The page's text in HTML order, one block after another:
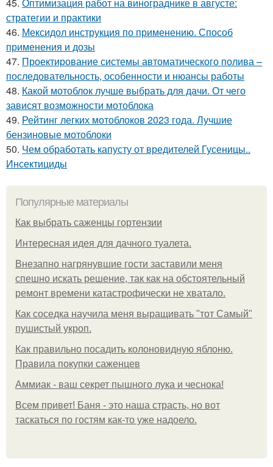
стратегии и практики
46. Мексидол инструкция по применению. Способ
применения и дозы
47. Проектирование системы автоматического полива –
последовательность, особенности и нюансы работы
48. Какой мотоблок лучше выбрать для дачи. От чего
зависят возможности мотоблока
49. Рейтинг легких мотоблоков 2023 года. Лучшие
бензиновые мотоблоки
50. Чем обработать капусту от вредителей Гусеницы..
Инсектициды
Популярные материалы
Как выбрать саженцы гортензии
Интересная идея для дачного туалета.
Внезапно нагрянувшие гости заставили меня
спешно искать решение, так как на обстоятельный
ремонт времени катастрофически не хватало.
Как соседка научила меня выращивать "тот Самый"
пушистый укроп.
Как правильно посадить колоновидную яблоню.
Правила покупки саженцев
Аммиак - ваш секрет пышного лука и чеснока!
Всем привет! Баня - это наша страсть, но вот
таскаться по гостям как-то уже надоело.